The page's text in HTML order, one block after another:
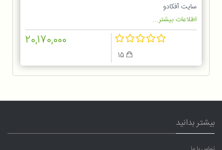
سایت آفکادو
اطلاعات بیشتر...
20,170,000
بیشتر بدانید